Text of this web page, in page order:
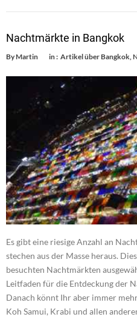
Nachtmärkte in Bangkok
ByMartin in : Artikel über Bangkok
Es gibt eine riesige Anzahl an
stechen aus der Masse heraus.
besuchten Nachtmärkten
Leitfaden für die Entdeckung der
Danach könnt Ihr aber immer
Koh Samui, Krabi und allen